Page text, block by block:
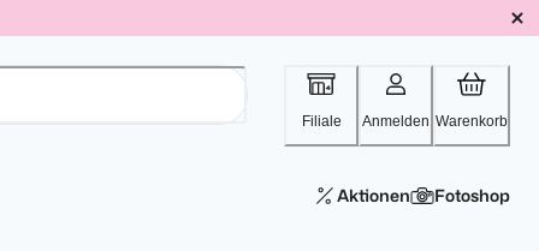
Filiale Anmelden Warenkorb
Aktionen Fotoshop